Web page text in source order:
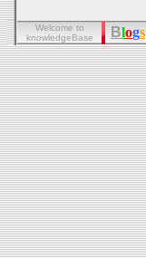
Welcome to
knowledgeBase
Blogs